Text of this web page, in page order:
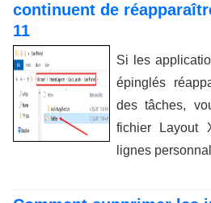
continuent de
11
Si les
épinglés
des tâches,
fichier Layout
lignes